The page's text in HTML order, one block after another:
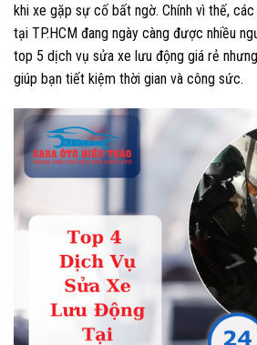
khi xe gặp sự cố bất ngờ. Chính vì thế,
tại TP.HCM đang ngày càng được nhiều
top 5 dịch vụ sửa xe lưu động giá rẻ
giúp bạn tiết kiệm thời gian và công sức.